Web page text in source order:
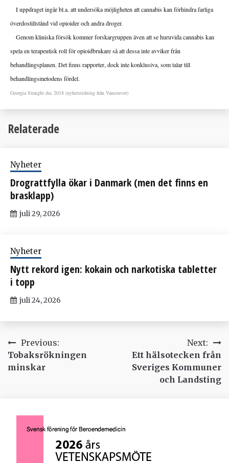
I uppdraget ingår bl.a. att undersöka möjligheten att cannabis kan förhindra farliga
överdostillstånd vid opioider och andra droger.
Genom kliniska försök kommer forskargruppen även att se huruvida cannabis kan
spela en terapeutisk roll för opioidbrukare så att dessa inte avviker från
behandlingsplanen. Det finns rapporter, dock inte konklusiva, som talar till
behandlingsmetodens fördel.
Georgia Straight dec 2018 (nyhetstidning från Vancouver)
Relaterade
Nyheter
Drograttfylla ökar i Danmark (men det finns en
brasklapp)
juli 29, 2026
Nyheter
Nytt rekord igen: kokain och narkotiska tabletter
i topp
juli 24, 2026
Inläggsnavigering
Previous:
Tobaksrökningen
minskar
Next:
Ett hälsotecken från
Sveriges Kommuner
och Landsting